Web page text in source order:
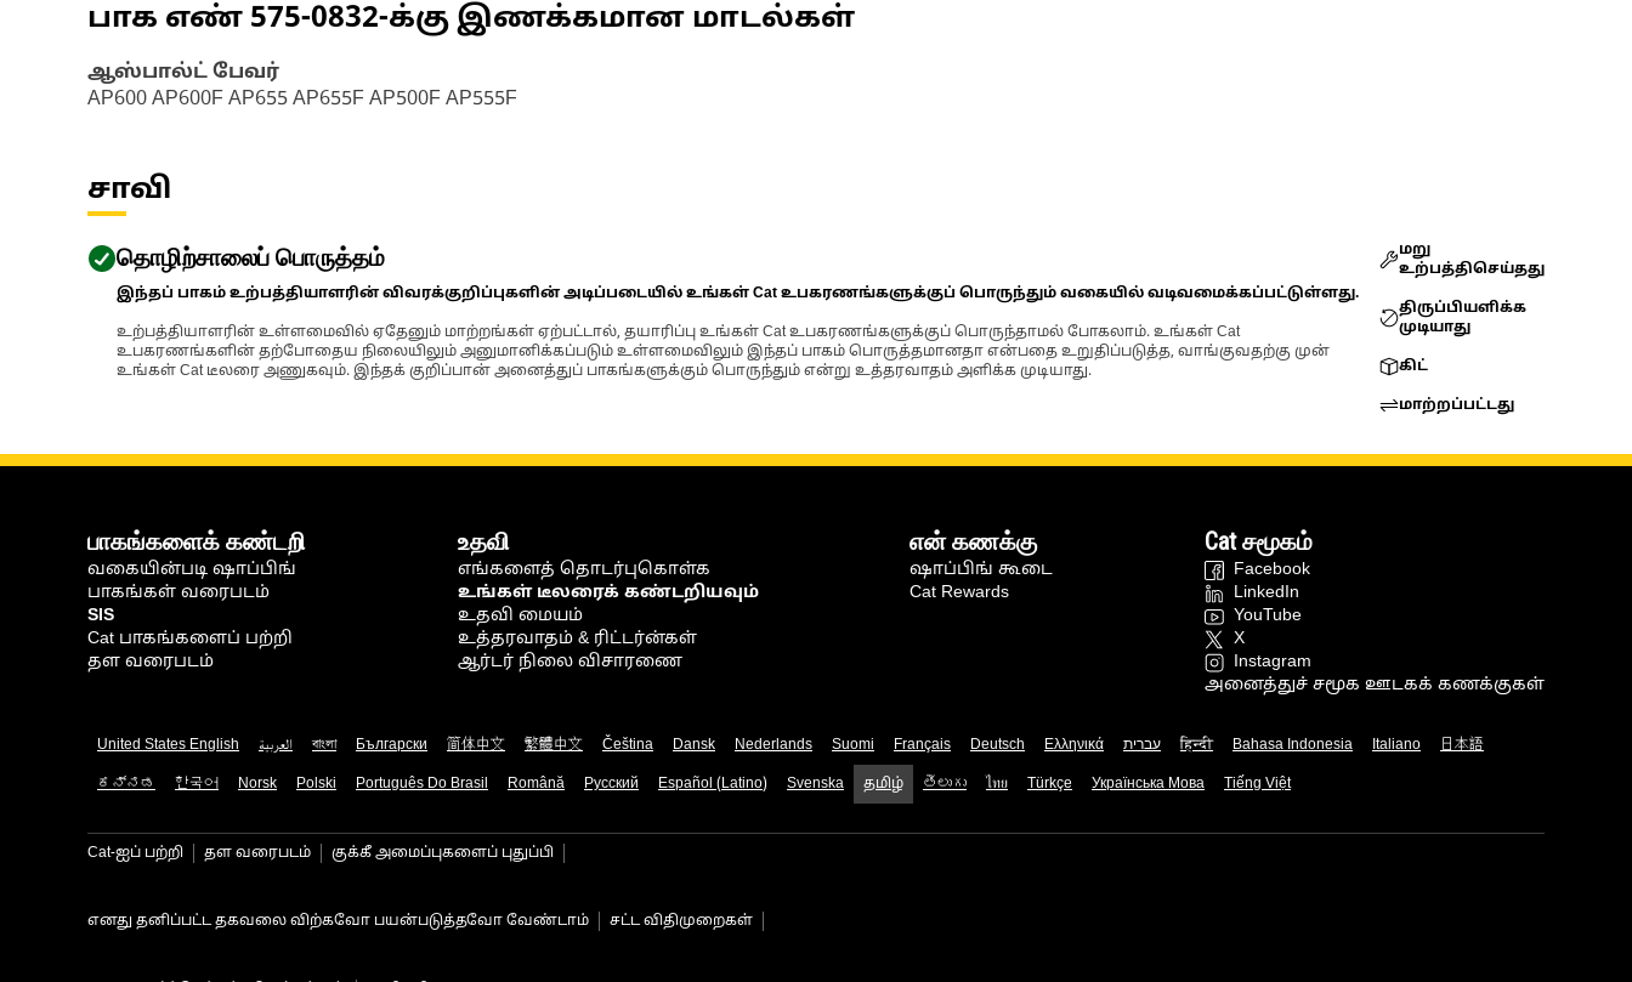
பாக எண் 575-0832-க்கு இணக்கமான மாடல்கள்
ஆஸ்பால்ட் பேவர்
AP600 AP600F AP655 AP655F AP500F AP555F
சாவி
தொழிற்சாலைப் பொருத்தம்
இந்தப் பாகம் உற்பத்தியாளரின் விவரக்குறிப்புகளின் அடிப்படையில் உங்கள் Cat உபகரணங்களுக்குப் பொருந்தும் வகையில் வடிவமைக்கப்பட்டுள்ளது.
உற்பத்தியாளரின் உள்ளமைவில் ஏதேனும் மாற்றங்கள் ஏற்பட்டால், தயாரிப்பு உங்கள் Cat உபகரணங்களுக்குப் பொருந்தாமல் போகலாம். உங்கள் Cat
உபகரணங்களின் தற்போதைய நிலையிலும் அனுமானிக்கப்படும் உள்ளமைவிலும் இந்தப் பாகம் பொருத்தமானதா என்பதை உறுதிப்படுத்த, வாங்குவதற்கு முன்
உங்கள் Cat டீலரை அணுகவும். இந்தக் குறிப்பான் அனைத்துப் பாகங்களுக்கும் பொருந்தும் என்று உத்தரவாதம் அளிக்க முடியாது.
மறு
உற்பத்திசெய்தது
திருப்பியளிக்க
முடியாது
கிட்
மாற்றப்பட்டது
பாகங்களைக் கண்டறி
வகையின்படி ஷாப்பிங்
பாகங்கள் வரைபடம்
SIS
Cat பாகங்களைப் பற்றி
தள வரைபடம்
உதவி
எங்களைத் தொடர்புகொள்க
உங்கள் டீலரைக் கண்டறியவும்
உதவி மையம்
உத்தரவாதம் & ரிட்டர்ன்கள்
ஆர்டர் நிலை விசாரணை
என் கணக்கு
ஷாப்பிங் கூடை
Cat Rewards
Cat சமூகம்
Facebook
LinkedIn
YouTube
X
Instagram
அனைத்துச் சமூக ஊடகக் கணக்குகள்
United States English العربية বাংলা Български 简体中文 繁體中文 Čeština Dansk Nederlands Suomi Français Deutsch Ελληνικά עברית हिन्दी Bahasa Indonesia Italiano 日本語
ಕನ್ನಡ 한국어 Norsk Polski Português Do Brasil Română Русский Español (Latino) Svenska தமிழ் తెలుగు ไทย Türkçe Українська Мова Tiếng Việt
Cat-ஐப் பற்றி தள வரைபடம் குக்கீ அமைப்புகளைப் புதுப்பி
எனது தனிப்பட்ட தகவலை விற்கவோ பயன்படுத்தவோ வேண்டாம் சட்ட விதிமுறைகள்